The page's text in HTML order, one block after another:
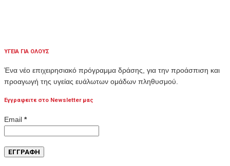
ΥΓΕΙΑ ΓΙΑ ΟΛΟΥΣ
Ένα νέο επιχειρησιακό πρόγραμμα δράσης, για την προάσπιση και
προαγωγή της υγείας ευάλωτων ομάδων πληθυσμού.
Εγγραφειτε στο Newsletter μας
Email *